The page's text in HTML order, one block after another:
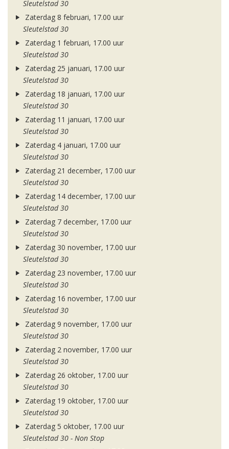
Sleutelstad 30
Zaterdag 8 februari, 17.00 uur
Sleutelstad 30
Zaterdag 1 februari, 17.00 uur
Sleutelstad 30
Zaterdag 25 januari, 17.00 uur
Sleutelstad 30
Zaterdag 18 januari, 17.00 uur
Sleutelstad 30
Zaterdag 11 januari, 17.00 uur
Sleutelstad 30
Zaterdag 4 januari, 17.00 uur
Sleutelstad 30
Zaterdag 21 december, 17.00 uur
Sleutelstad 30
Zaterdag 14 december, 17.00 uur
Sleutelstad 30
Zaterdag 7 december, 17.00 uur
Sleutelstad 30
Zaterdag 30 november, 17.00 uur
Sleutelstad 30
Zaterdag 23 november, 17.00 uur
Sleutelstad 30
Zaterdag 16 november, 17.00 uur
Sleutelstad 30
Zaterdag 9 november, 17.00 uur
Sleutelstad 30
Zaterdag 2 november, 17.00 uur
Sleutelstad 30
Zaterdag 26 oktober, 17.00 uur
Sleutelstad 30
Zaterdag 19 oktober, 17.00 uur
Sleutelstad 30
Zaterdag 5 oktober, 17.00 uur
Sleutelstad 30 - Non Stop